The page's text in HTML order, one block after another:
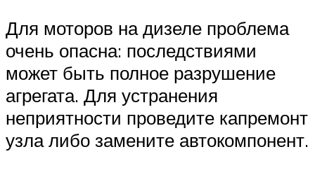
Для моторов на дизеле проблема
очень опасна: последствиями
может быть полное разрушение
агрегата. Для устранения
неприятности проведите капремонт
узла либо замените автокомпонент.